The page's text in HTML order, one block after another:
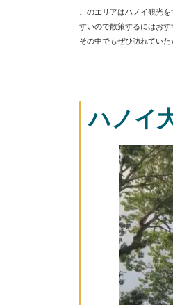
このエリアはハノイ観光
すいので散策するにはおす
その中でもぜひ訪れてい
ハノイ